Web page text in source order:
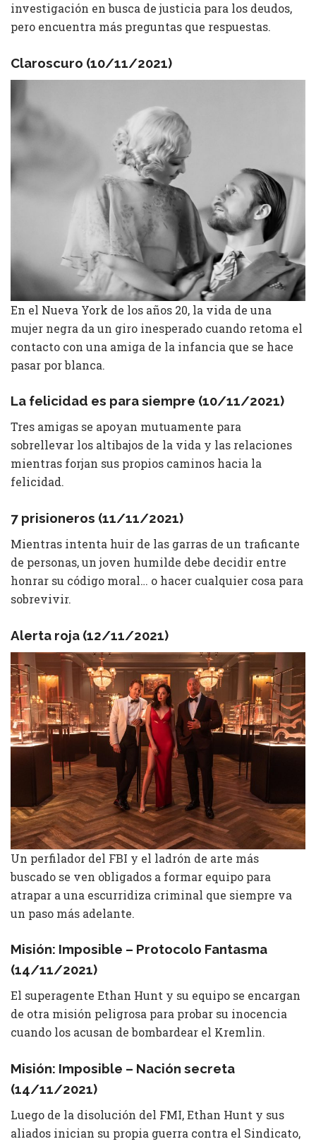
investigación en busca de justicia para los deudos,
pero encuentra más preguntas que respuestas.
Claroscuro (10/11/2021)
En el Nueva York de los años 20, la vida de una
mujer negra da un giro inesperado cuando retoma el
contacto con una amiga de la infancia que se hace
pasar por blanca.
La felicidad es para siempre (10/11/2021)
Tres amigas se apoyan mutuamente para
sobrellevar los altibajos de la vida y las relaciones
mientras forjan sus propios caminos hacia la
felicidad.
7 prisioneros (11/11/2021)
Mientras intenta huir de las garras de un traficante
de personas, un joven humilde debe decidir entre
honrar su código moral… o hacer cualquier cosa para
sobrevivir.
Alerta roja (12/11/2021)
Un perfilador del FBI y el ladrón de arte más
buscado se ven obligados a formar equipo para
atrapar a una escurridiza criminal que siempre va
un paso más adelante.
Misión: Imposible – Protocolo Fantasma
(14/11/2021)
El superagente Ethan Hunt y su equipo se encargan
de otra misión peligrosa para probar su inocencia
cuando los acusan de bombardear el Kremlin.
Misión: Imposible – Nación secreta
(14/11/2021)
Luego de la disolución del FMI, Ethan Hunt y sus
aliados inician su propia guerra contra el Sindicato,